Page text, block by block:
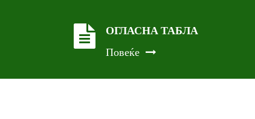
ОГЛАСНА ТАБЛА
Повеќе